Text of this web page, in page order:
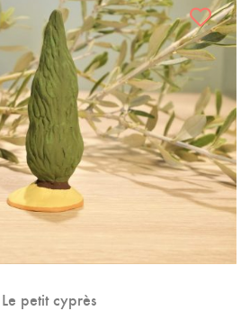
Le petit cyprès